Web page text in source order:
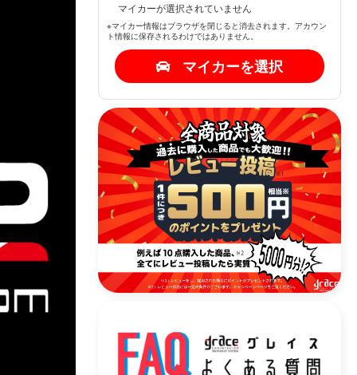
マイカーが選択されていません
※マイカー情報はブラウザを閉じると消去されます。アカウン
ト情報に保存されるわけではありません。
マイカーを選択